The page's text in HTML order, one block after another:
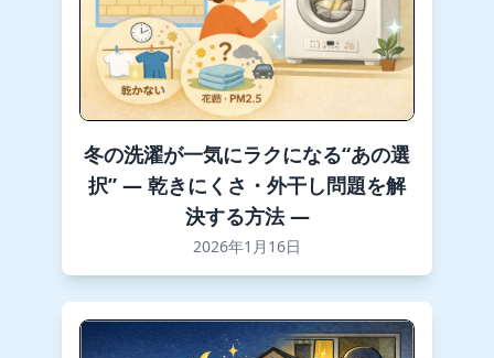
冬の洗濯が一気にラクになる“あの選
択” ― 乾きにくさ・外干し問題を解
決する方法 ―
2026年1月16日